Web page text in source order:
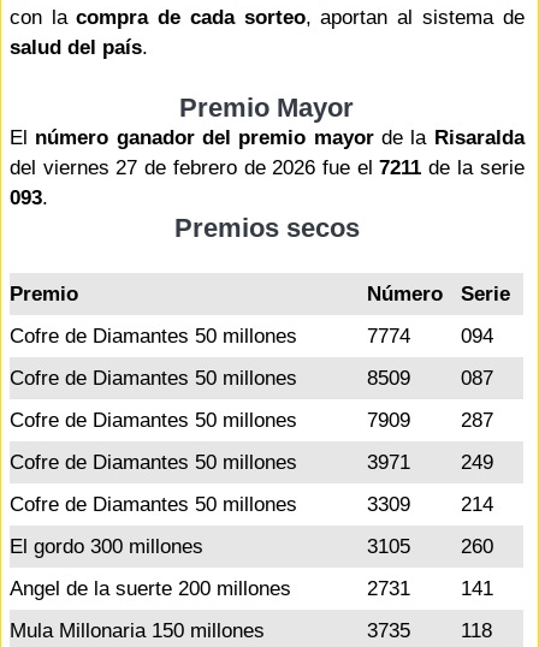
con lacompra de cada sorteo, aportan al sistema de
salud del país.
Premio Mayor
El número ganador del premio mayorde la Risaralda
del viernes 27 de febrero de 2026 fue el7211 de la serie
093.
Premios secos
Premio Número
Serie
Cofre de Diamantes 50 millones
7774
094
Cofre de Diamantes 50 millones
8509
087
Cofre de Diamantes 50 millones
7909
287
Cofre de Diamantes 50 millones
3971
249
Cofre de Diamantes 50 millones
3309
214
El gordo 300 millones
3105
260
Angel de la suerte 200 millones
2731
141
Mula Millonaria 150 millones
3735
118